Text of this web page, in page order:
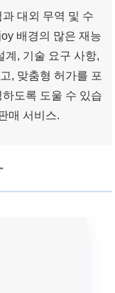
대외 무역 및 수
배경의 많은 재능
계, 기술 요구 사항,
, 맞춤형 허가를 포
도록 도울 수 있습
매 서비스.